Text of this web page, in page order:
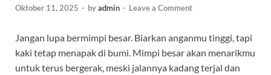
Oktober 11, 2025 - byadmin - Leave a Comment
Jangan lupa bermimpi besar. Biarkan anganmu tinggi, tapi
kaki tetap menapak di bumi. Mimpi besar akan menarikmu
untuk terus bergerak, meski jalannya kadang terjal dan